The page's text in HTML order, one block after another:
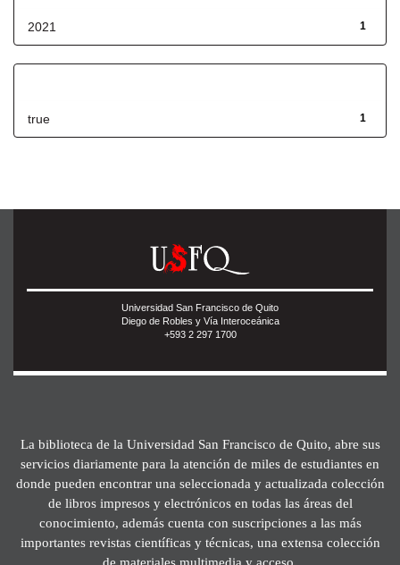
1
2021
1
true
Universidad San Francisco de Quito
Diego de Robles y Vía Interoceánica
+593 2 297 1700
La biblioteca de la Universidad San Francisco de Quito, abre sus
servicios diariamente para la atención de miles de estudiantes en
donde pueden encontrar una seleccionada y actualizada colección
de libros impresos y electrónicos en todas las áreas del
conocimiento, además cuenta con suscripciones a las más
importantes revistas científicas y técnicas, una extensa colección
de materiales multimedia y acceso.